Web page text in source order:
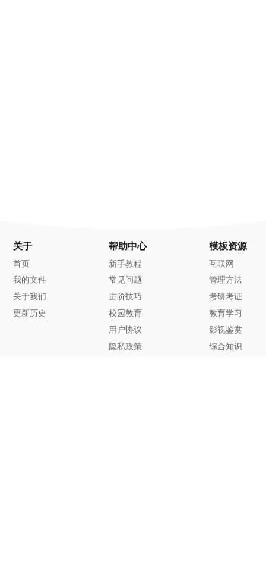
关于
首页
我的文件
关于我们
更新历史
帮助中心
新手教程
常见问题
进阶技巧
校园教育
用户协议
隐私政策
模板资源
互联网
管理方法
考研考证
教育学习
影视鉴赏
综合知识